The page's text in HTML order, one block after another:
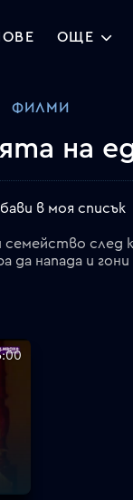
ОЩЕ
ФИЛМИ
на
в моя списък
след
напада и гони